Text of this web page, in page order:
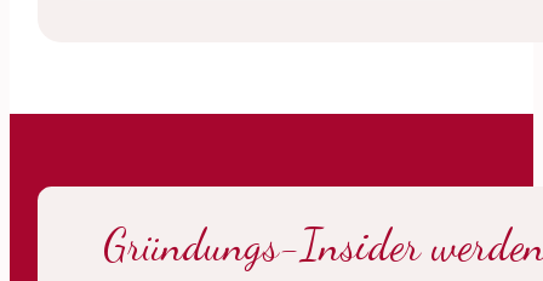
Gründungs-Insider